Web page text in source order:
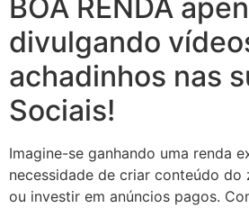
BOA RENDA
divulgando
achadinhos nas
Sociais!
Imagine-se ganhando uma renda
necessidade de criar conteúdo do
ou investir em anúncios pagos.